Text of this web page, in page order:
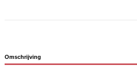
Omschrijving